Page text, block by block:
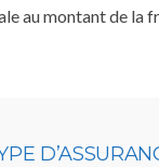
au montant de la